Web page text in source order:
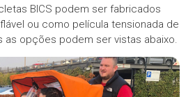
BICS podem ser fabricados
ou como película tensionada de
as opções podem ser vistas abaixo.